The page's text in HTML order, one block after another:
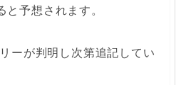
予想されます。
ーが判明し次第追記してい